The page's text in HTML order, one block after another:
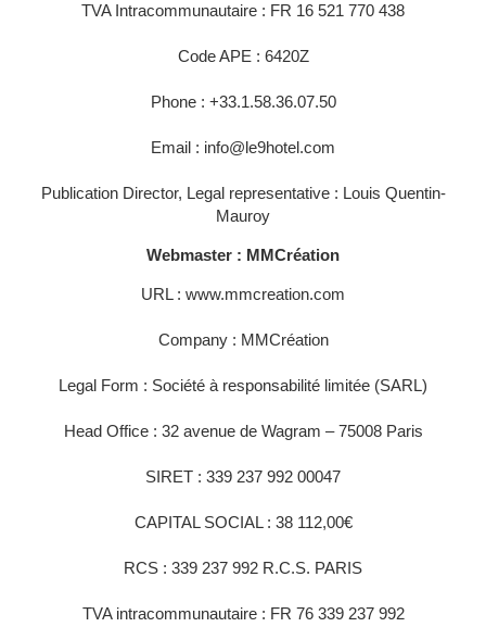
TVA Intracommunautaire : FR 16 521 770 438
Code APE : 6420Z
Phone : +33.1.58.36.07.50
Email : info@le9hotel.com
Publication Director, Legal representative : Louis Quentin-
Mauroy
Webmaster : MMCréation
URL : www.mmcreation.com
Company : MMCréation
Legal Form : Société à responsabilité limitée (SARL)
Head Office : 32 avenue de Wagram – 75008 Paris
SIRET : 339 237 992 00047
CAPITAL SOCIAL : 38 112,00€
RCS : 339 237 992 R.C.S. PARIS
TVA intracommunautaire : FR 76 339 237 992
GROUPS & BUSINESS
INFORMATION